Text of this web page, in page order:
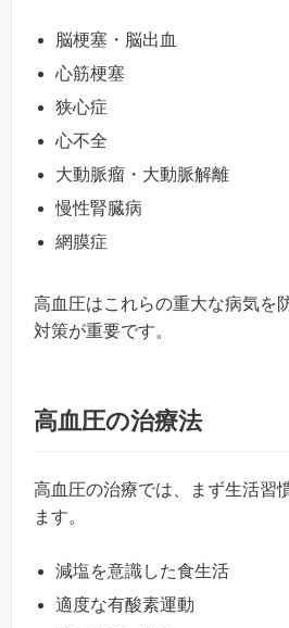
脳梗塞・脳出血
心筋梗塞
狭心症
心不全
大動脈瘤・大動脈解離
慢性腎臓病
網膜症
高血圧はこれらの重大な病気を
対策が重要です。
高血圧の治療法
高血圧の治療では、まず生活習
ます。
減塩を意識した食生活
適度な有酸素運動